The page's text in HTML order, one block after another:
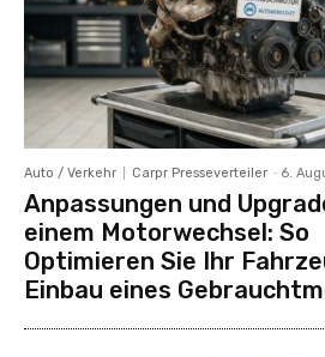
Auto / Verkehr Carpr Presseverteiler - 6.
Anpassungen und
einem Motorwechsel: So
Optimieren Sie Ihr
Einbau eines